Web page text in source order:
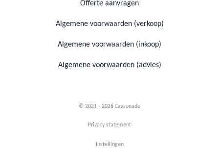
Offerte aanvragen
Algemene voorwaarden (verkoop)
Algemene voorwaarden (inkoop)
Algemene voorwaarden (advies)
© 2021 - 2026 Cassonade
Privacy statement
Instellingen